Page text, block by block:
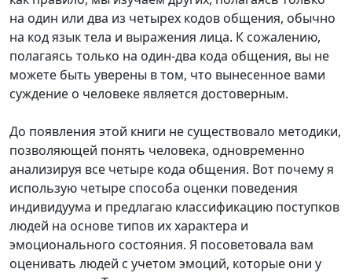
на один или два из четырех кодов общения, обычно
на код язык тела и выражения лица. К сожалению,
полагаясь только на один-два кода общения, вы не
можете быть уверены в том, что вынесенное вами
суждение о человеке является достоверным.
До появления этой книги не существовало методики,
позволяющей понять человека, одновременно
анализируя все четыре кода общения. Вот почему я
использую четыре способа оценки поведения
индивидуума и предлагаю классификацию поступков
людей на основе типов их характера и
эмоционального состояния. Я посоветовала вам
оценивать людей с учетом эмоций, которые они у